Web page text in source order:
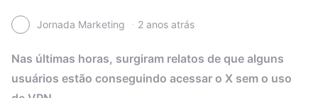
Jornada Marketing 2 anos atrás
Nas últimas horas, surgiram relatos de que alguns
usuários estão conseguindo acessar o X sem o uso